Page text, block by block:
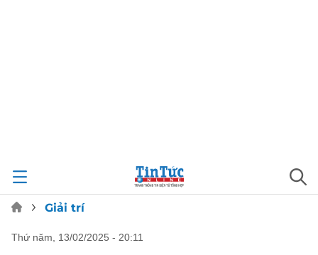
Giải trí
thứ năm, 13/02/2025 - 20:11